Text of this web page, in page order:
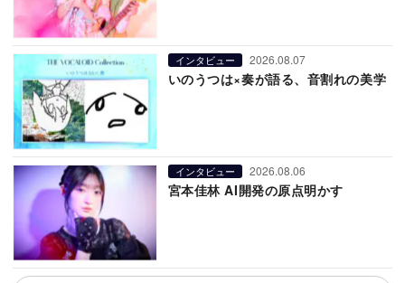
インタビュー 2026.08.07
いのうつは×奏が語る、音割れの美学
インタビュー 2026.08.06
宮本佳林 AI開発の原点明かす